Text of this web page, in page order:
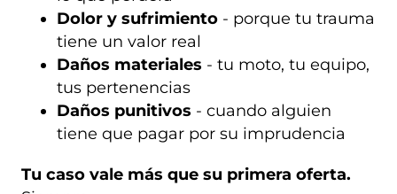
Dolor y sufrimiento - porque tu trauma
tiene un valor real
Daños materiales - tu moto, tu equipo,
tus pertenencias
Daños punitivos - cuando alguien
tiene que pagar por su imprudencia
Tu caso vale más que su primera oferta.